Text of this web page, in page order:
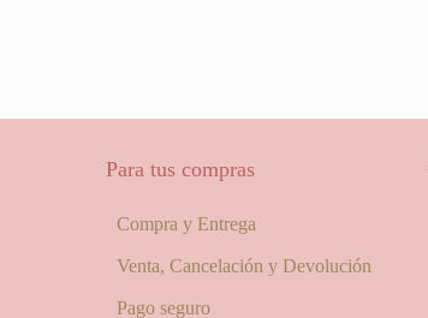
Para tus compras
Compra y Entrega
Venta, Cancelación y Devolución
Pago seguro